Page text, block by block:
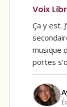
Voix
Ça y est.
musique
portes